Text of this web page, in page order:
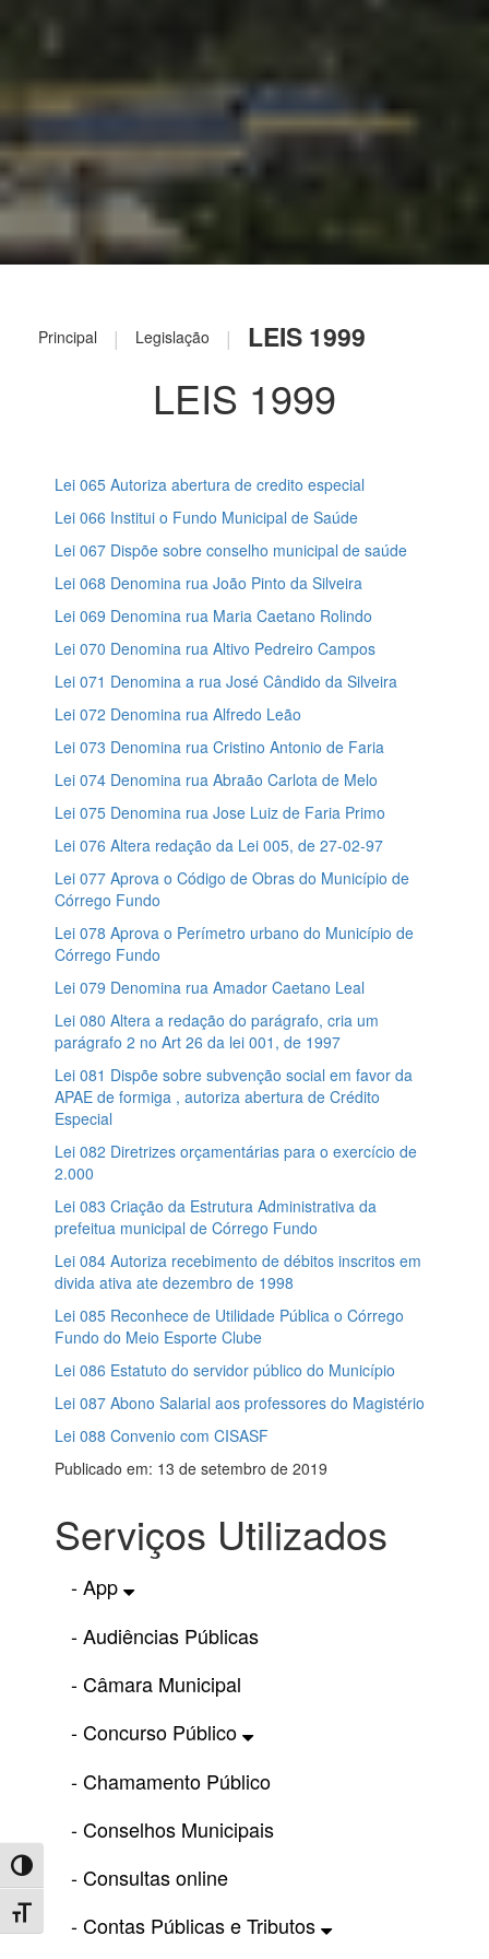
Toggle High Contrast
Toggle Font size
Principal | Legislação | LEIS 1999
LEIS 1999
Lei 065 Autoriza abertura de credito especial
Lei 066 Institui o Fundo Municipal de Saúde
Lei 067 Dispõe sobre conselho municipal de saúde
Lei 068 Denomina rua João Pinto da Silveira
Lei 069 Denomina rua Maria Caetano Rolindo
Lei 070 Denomina rua Altivo Pedreiro Campos
Lei 071 Denomina a rua José Cândido da Silveira
Lei 072 Denomina rua Alfredo Leão
Lei 073 Denomina rua Cristino Antonio de Faria
Lei 074 Denomina rua Abraão Carlota de Melo
Lei 075 Denomina rua Jose Luiz de Faria Primo
Lei 076 Altera redação da Lei 005, de 27-02-97
Lei 077 Aprova o Código de Obras do Município de
Córrego Fundo
Lei 078 Aprova o Perímetro urbano do Município de
Córrego Fundo
Lei 079 Denomina rua Amador Caetano Leal
Lei 080 Altera a redação do parágrafo, cria um
parágrafo 2 no Art 26 da lei 001, de 1997
Lei 081 Dispõe sobre subvenção social em favor da
APAE de formiga , autoriza abertura de Crédito
Especial
Lei 082 Diretrizes orçamentárias para o exercício de
2.000
Lei 083 Criação da Estrutura Administrativa da
prefeitua municipal de Córrego Fundo
Lei 084 Autoriza recebimento de débitos inscritos em
divida ativa ate dezembro de 1998
Lei 085 Reconhece de Utilidade Pública o Córrego
Fundo do Meio Esporte Clube
Lei 086 Estatuto do servidor público do Município
Lei 087 Abono Salarial aos professores do Magistério
Lei 088 Convenio com CISASF
Publicado em: 13 de setembro de 2019
Serviços Utilizados
- App
- Audiências Públicas
- Câmara Municipal
- Concurso Público
- Chamamento Público
- Conselhos Municipais
- Consultas online
- Contas Públicas e Tributos